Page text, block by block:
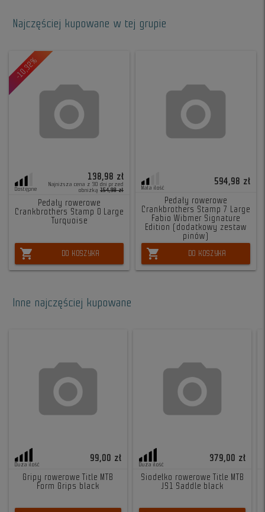
Najczęściej kupowane w tej grupie
-10,32%
Dostępne
Najniższa cena z 30 dni przed
obniżką 154,98 zł
138,98 zł
Pedały rowerowe
Crankbrothers Stamp 0 Large
Turquoise
shopping_cart DO KOSZYKA
Mała ilość
594,98 zł
Pedały rowerowe
Crankbrothers Stamp 7 Large
Fabio Wibmer Signature
Edition (dodatkowy zestaw
pinów)
shopping_cart DO KOSZYKA
Inne najczęściej kupowane
Duża ilość
99,00 zł
Gripy rowerowe Title MTB
Form Grips black
Duża ilość
379,00 zł
Siodełko rowerowe Title MTB
JS1 Saddle black